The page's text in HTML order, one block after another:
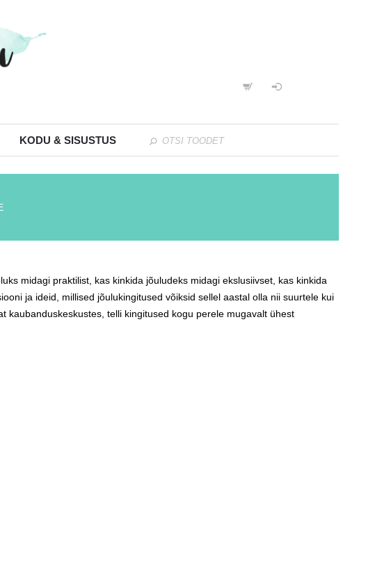
KODU & SISUSTUS
midagi praktilist, kas kinkida jõuludeks midagi ekslusiivset, kas kinkida
ja ideid, millised jõulukingitused võiksid sellel aastal olla nii suurtele kui
telli kingitused kogu perele mugavalt ühest